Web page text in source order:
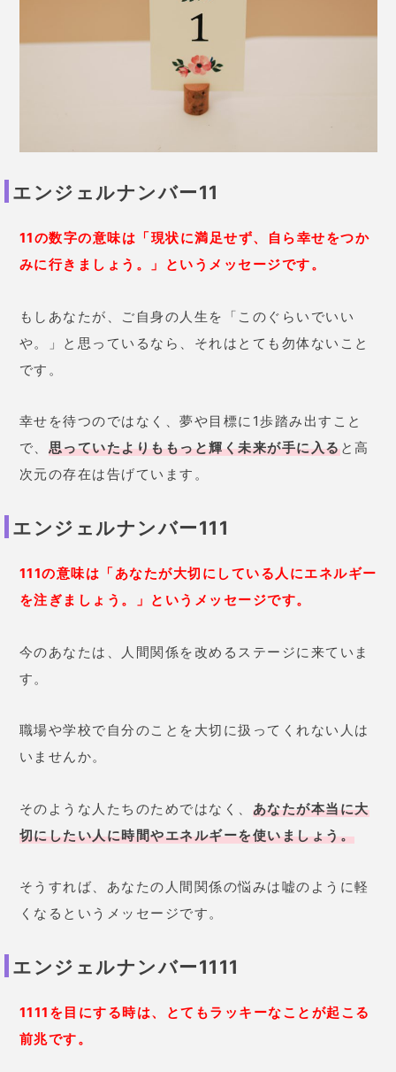
エンジェルナンバー11
11の数字の意味は「現状に満足せず、自ら幸せをつか
みに行きましょう。」というメッセージです。
もしあなたが、ご自身の人生を「このぐらいでいい
や。」と思っているなら、それはとても勿体ないこと
です。
幸せを待つのではなく、夢や目標に1歩踏み出すこと
で、 思っていたよりももっと輝く未来が手に入ると高
次元の存在は告げています。
エンジェルナンバー111
111の意味は「あなたが大切にしている人にエネルギー
を注ぎましょう。」というメッセージです。
今のあなたは、人間関係を改めるステージに来ていま
す。
職場や学校で自分のことを大切に扱ってくれない人は
いませんか。
そのような人たちのためではなく、 あなたが本当に大
切にしたい人に時間やエネルギーを使いましょう。
そうすれば、あなたの人間関係の悩みは嘘のように軽
くなるというメッセージです。
エンジェルナンバー1111
1111を目にする時は、とてもラッキーなことが起こる
前兆です。